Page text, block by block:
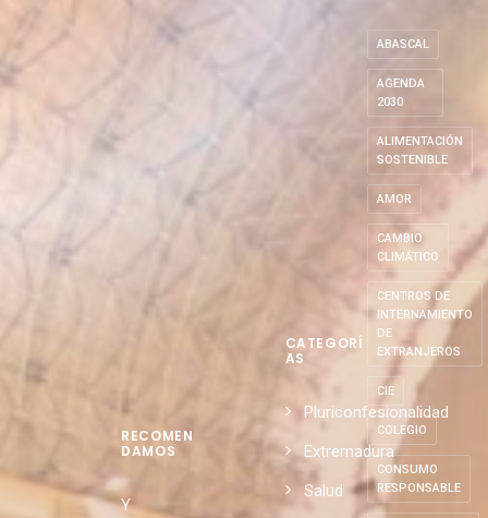
RECOMEN
DAMOS
Y
CATEGORÍ
AS
Pluriconfesionalidad
Extremadura
Salud
ABASCAL
AGENDA
2030
ALIMENTACIÓN
SOSTENIBLE
AMOR
CAMBIO
CLIMÁTICO
CENTROS DE
INTERNAMIENTO
DE
EXTRANJEROS
CIE
COLEGIO
CONSUMO
RESPONSABLE